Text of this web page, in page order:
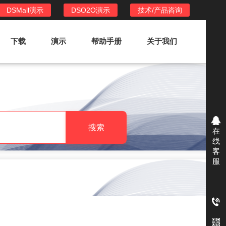
技术/产品咨询
DSO2O演示
DSMall演示
功能列表
提供新零售线上化经营管理工具，基于
LBS定位，只为让更多客户、多次到店
费
下载 演示 帮助手册 关于我们
搜索
在
线
客
服